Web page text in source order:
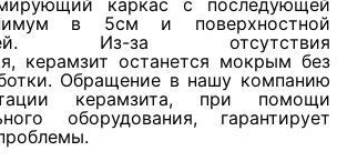
стен из гипрока
стен из пазогребня
каркас с последующей
в 5см и поверхностной
Из-за отсутствия
керамзит останется мокрым без
Обращение в нашу компанию
керамзита, при помощи
оборудования, гарантирует